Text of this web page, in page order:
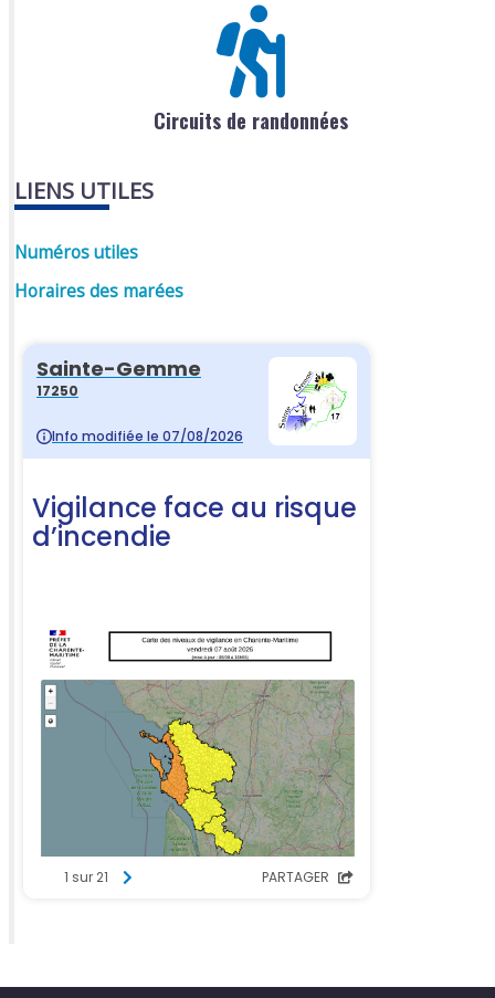
Circuits de randonnées
LIENS UTILES
Numéros utiles
Horaires des marées